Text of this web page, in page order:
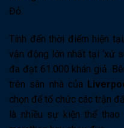
Đỏ.
Tính đến thời điểm hiện
vận động lớn nhất tại ‘xứ
đa đạt 61.000 khán giả.
trên sân nhà của
chọn để tổ chức các trận
là nhiều sự kiện thể thao